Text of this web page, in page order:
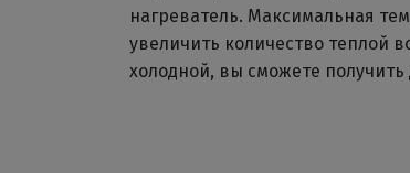
нагреватель. Максимальная
увеличить количество теплой
холодной, вы сможете получить